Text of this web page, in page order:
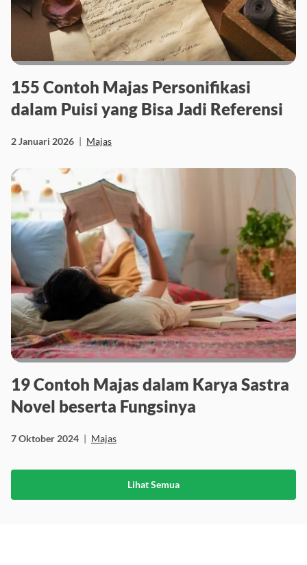
155 Contoh Majas Personifikasi
dalam Puisi yang Bisa Jadi Referensi
2 Januari 2026 | Majas
19 Contoh Majas dalam Karya Sastra
Novel beserta Fungsinya
7 Oktober 2024 | Majas
Lihat Semua